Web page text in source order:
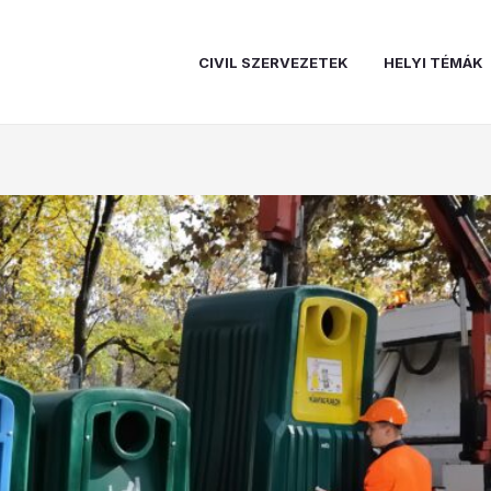
CIVIL SZERVEZETEK HELYI TÉMÁK